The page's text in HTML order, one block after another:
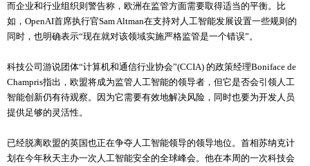
而企业和行业组织则警告称，欧洲在监管方面需要取得适当的平衡。比
如，OpenAI首席执行官Sam Altman在支持对人工智能发展设置一些规则的
同时，也明确表示“现在就对该领域实施严格监管是一个错误”。
科技公司游说团体“计算机和通信行业协会”(CCIA) 的政策经理Boniface de
Champris指出，欧盟将成为监管人工智能的领导者，但它是否会引领人工
智能创新仍有待观察。因为它需要有效地解决风险，同时也要为开发人员
提供足够的灵活性。
已经脱离欧盟的英国也正在争夺人工智能领导的领导地位。首相苏纳克计
划在今年秋天主办一次人工智能安全的全球峰会。他在本周的一次科技会